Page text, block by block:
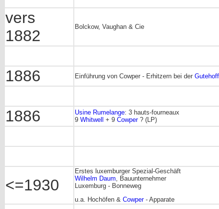
vers
1882
Bolckow, Vaughan & Cie
1886 Einführung von Cowper - Erhitzern bei der
1886 Usine Rumelange: 3 hauts-fourneaux
9 Whitwell + 9 Cowper? (LP)
<=1930
Erstes luxemburger Spezial-Geschäft
Wilhelm Daum, Bauunternehmer
Luxemburg - Bonneweg
u.a. Hochöfen & Cowper- Apparate